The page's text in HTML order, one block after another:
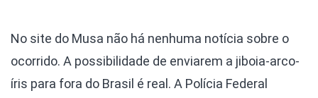
No site do Musa não há nenhuma notícia sobre o
ocorrido. A possibilidade de enviarem a jiboia-arco-
íris para fora do Brasil é real. A Polícia Federal